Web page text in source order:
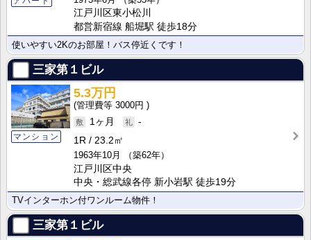
江戸川区東小松川
都営新宿線 船堀駅 徒歩18分
使いやすい2Kのお部屋！バス停近くです！
三家第１ビル
マンション
5.3万円
3000円
1ヶ月
-
1R
23.2㎡
1963年10月
（築62年）
江戸川区中央
中央・総武線各停 新小岩駅 徒歩19分
TVインターホン付ワンルーム物件！
三家第１ビル